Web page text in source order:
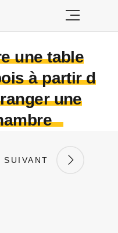
une table
à partir d
une
SUIVANT